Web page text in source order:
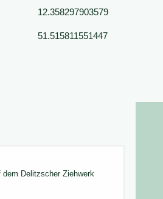
12.358297903579
51.515811551447
dem Delitzscher Ziehwerk